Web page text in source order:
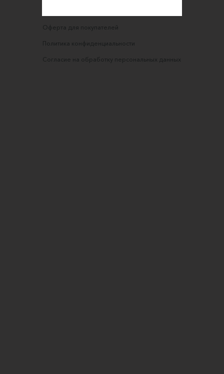
Оферта для покупателей
Политика конфиденциальности
Согласие на обработку персональных данных